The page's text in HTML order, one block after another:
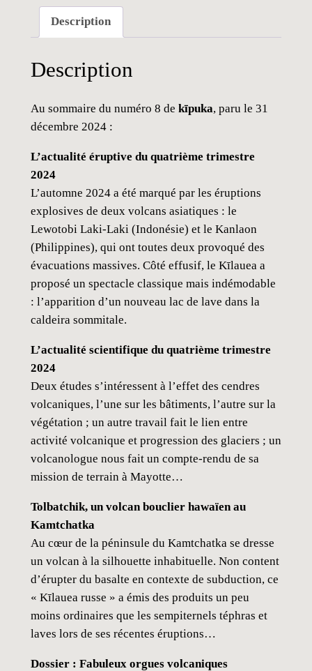
i
é
d
k
ī
p
u
k
a
#
8
(
n
m
é
r
i
q
u
e
)
Description
Description
Au sommaire du numéro 8 de kīpuka, paru le 31
décembre 2024 :
L’actualité éruptive du quatrième trimestre
2024
L’automne 2024 a été marqué par les éruptions
explosives de deux volcans asiatiques : le
Lewotobi Laki-Laki (Indonésie) et le Kanlaon
(Philippines), qui ont toutes deux provoqué des
évacuations massives. Côté effusif, le Kīlauea a
proposé un spectacle classique mais indémodable
: l’apparition d’un nouveau lac de lave dans la
caldeira sommitale.
L’actualité scientifique du quatrième trimestre
2024
Deux études s’intéressent à l’effet des cendres
volcaniques, l’une sur les bâtiments, l’autre sur la
végétation ; un autre travail fait le lien entre
activité volcanique et progression des glaciers ; un
volcanologue nous fait un compte-rendu de sa
mission de terrain à Mayotte…
Tolbatchik, un volcan bouclier hawaïen au
Kamtchatka
Au cœur de la péninsule du Kamtchatka se dresse
un volcan à la silhouette inhabituelle. Non content
d’érupter du basalte en contexte de subduction, ce
« Kīlauea russe » a émis des produits un peu
moins ordinaires que les sempiternels téphras et
laves lors de ses récentes éruptions…
Dossier : Fabuleux orgues volcaniques